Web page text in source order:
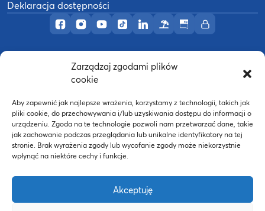
Zarządzaj zgodami plików
cookie
Aby zapewnić jak najlepsze wrażenia, korzystamy z technologii, takich jak
pliki cookie, do przechowywania i/lub uzyskiwania dostępu do informacji o
urządzeniu. Zgoda na te technologie pozwoli nam przetwarzać dane, takie
jak zachowanie podczas przeglądania lub unikalne identyfikatory na tej
stronie. Brak wyrażenia zgody lub wycofanie zgody może niekorzystnie
wpłynąć na niektóre cechy i funkcje.
Akceptuję
Profil AWF Poznań w serwisie Facebook
Profil AWF Poznań w serwisie Instagram
Profil AWF Poznań w serwisie YouTube
Profil AWF Poznań w serwisie
Profil AWF Poznań w
OśrodekBiuletynIntranet
Deklaracja dostępności
Akademia Wychowania Fizycznego w
Wykonanie:nFinity.pl